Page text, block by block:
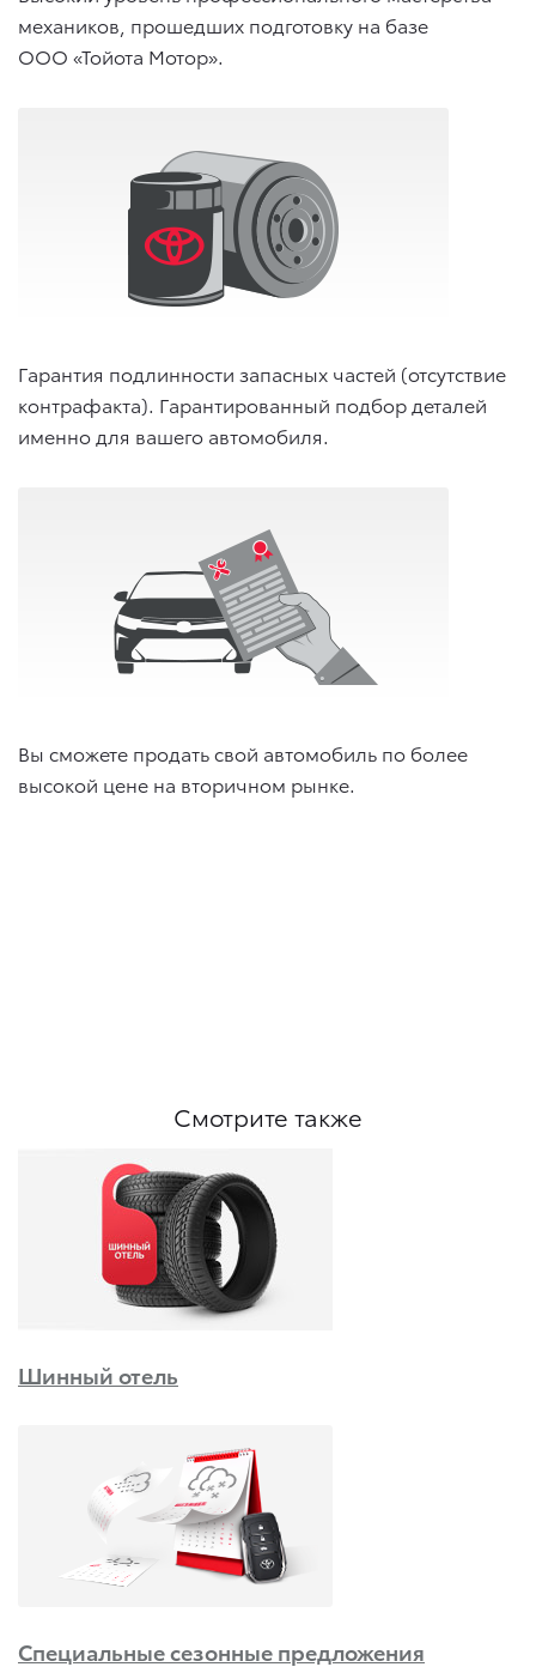
механиков, прошедших подготовку на базе
ООО «Тойота Мотор».
Гарантия подлинности запасных частей (отсутствие
контрафакта). Гарантированный подбор деталей
именно для вашего автомобиля.
Вы сможете продать свой автомобиль по более
высокой цене на вторичном рынке.
Смотрите также
Шинный отель
Специальные сезонные предложения